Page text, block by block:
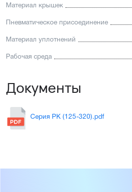
Материал крышек
Пневматическое присоединение
Материал уплотнений
Рабочая среда
Документы
Серия PK (125-320).pdf